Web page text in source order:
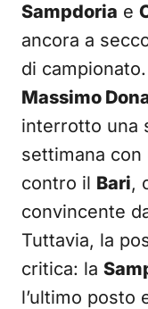
Sampdoria e
ancora a
di
Massimo
interrotto una
settimana
contro il Bari,
convincente
Tuttavia, la
critica: la
l’ultimo posto